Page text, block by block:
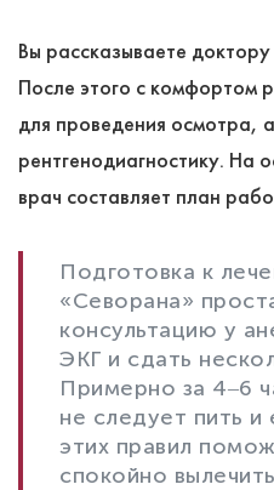
Вы рассказываете
После этого с комфортом
для проведения осмотра,
рентгенодиагностику. На
врач составляет план
Подготовка к
«Севорана»
консультацию у
ЭКГ и сдать
Примерно за 4‒6
не следует пить
этих правил
спокойно